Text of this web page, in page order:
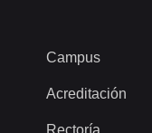
Campus
Acreditación
Rectoría